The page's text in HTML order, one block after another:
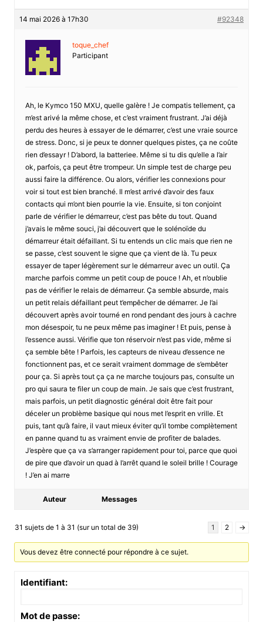
14 mai 2026 à 17h30 #92348
toque_chef
Participant
Ah, le Kymco 150 MXU, quelle galère ! Je compatis tellement, ça
m’est arivé la même chose, et c’est vraiment frustrant. J’ai déjà
perdu des heures à essayer de le démarrer, c’est une vraie source
de stress. Donc, si je peux te donner quelques pistes, ça ne coûte
rien d’essayr ! D’abord, la batteriee. Même si tu dis qu’elle a l’air
ok, parfois, ça peut être trompeur. Un simple test de charge peu
aussi faire la différence. Ou alors, vérifier les connexions pour
voir si tout est bien branché. Il m’est arrivé d’avoir des faux
contacts qui m’ont bien pourrie la vie. Ensuite, si ton conjoint
parle de vérifier le démarreur, c’est pas bête du tout. Quand
j’avais le même souci, j’ai découvert que le solénoïde du
démarreur était défaillant. Si tu entends un clic mais que rien ne
se passe, c’est souvent le signe que ça vient de là. Tu peux
essayer de taper légèrement sur le démarreur avec un outil. Ça
marche parfois comme un petit coup de pouce ! Ah, et n’oublie
pas de vérifier le relais de démarreur. Ça semble absurde, mais
un petit relais défaillant peut t’empêcher de démarrer. Je l’ai
découvert après avoir tourné en rond pendant des jours à cachre
mon désespoir, tu ne peux même pas imaginer ! Et puis, pense à
l’essence aussi. Vérifie que ton réservoir n’est pas vide, même si
ça semble bête ! Parfois, les capteurs de niveau d’essence ne
fonctionnent pas, et ce serait vraiment dommage de s’embêter
pour ça. Si après tout ça ça ne marche toujours pas, consulte un
pro qui saura te filer un coup de main. Je sais que c’est frustrant,
mais parfois, un petit diagnostic général doit être fait pour
déceler un problème basique qui nous met l’esprit en vrille. Et
puis, tant qu’à faire, il vaut mieux éviter qu’il tombe complètement
en panne quand tu as vraiment envie de profiter de balades.
J’espère que ça va s’arranger rapidement pour toi, parce que quoi
de pire que d’avoir un quad à l’arrêt quand le soleil brille ! Courage
! J’en ai marre
Auteur Messages
31 sujets de 1 à 31 (sur un total de 39) 1 2 →
Vous devez être connecté pour répondre à ce sujet.
Identifiant:
Mot de passe: